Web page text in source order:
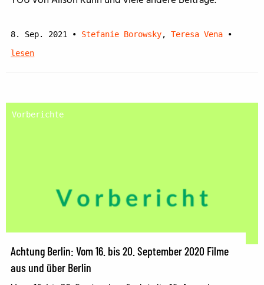
8. Sep. 2021 • Stefanie Borowsky,Teresa Vena
•
lesen
Vorberichte
Achtung Berlin: Vom 16. bis 20. September 2020 Filme
aus und über Berlin